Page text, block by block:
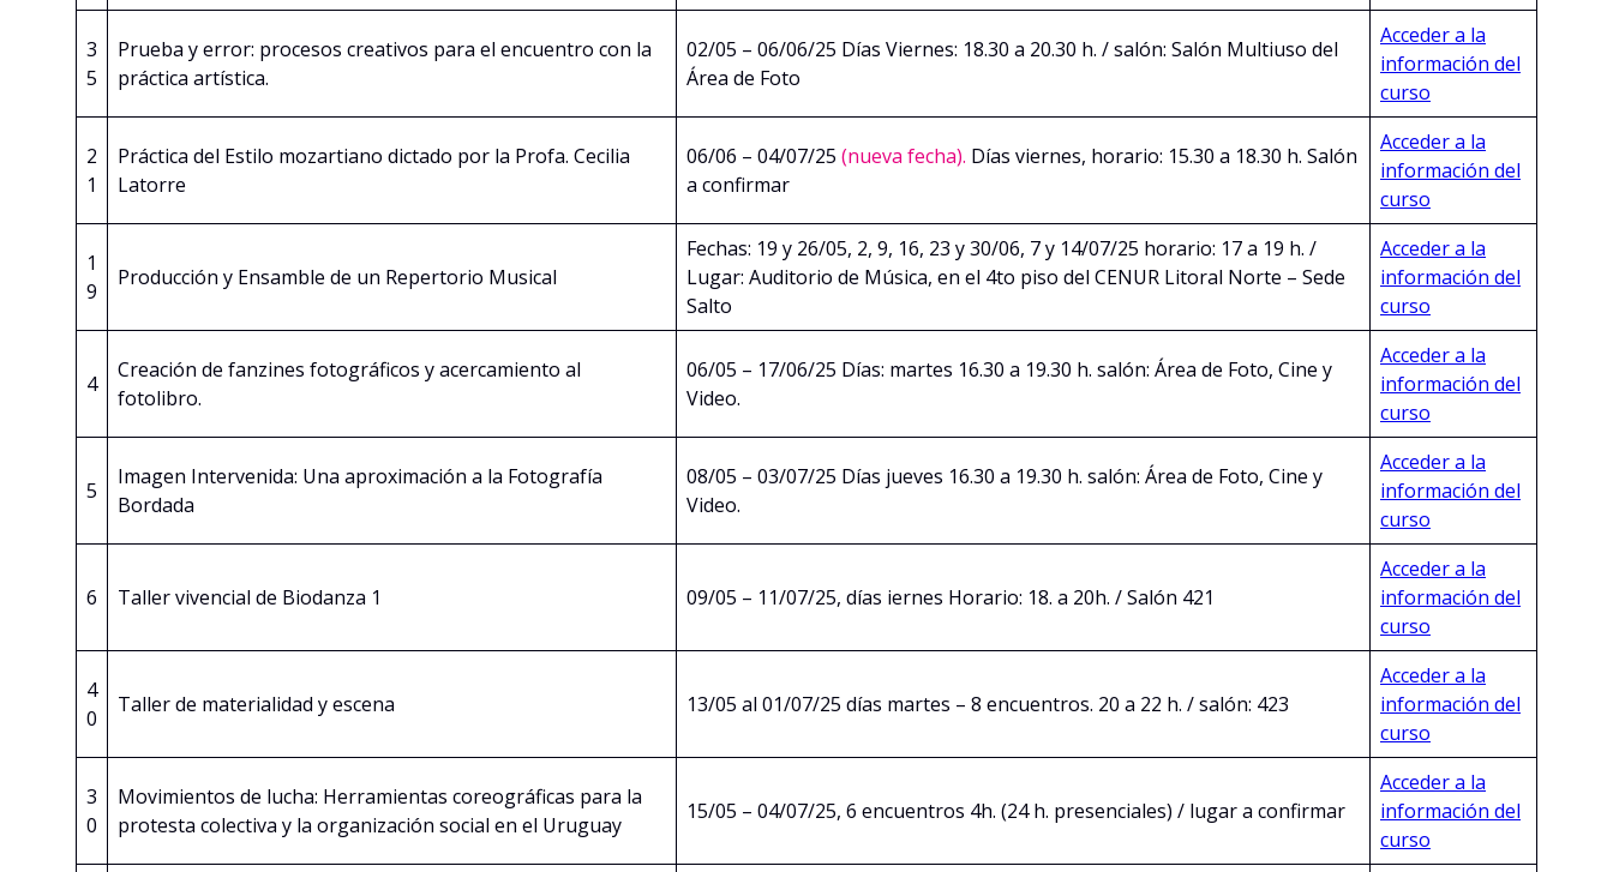
3
5
Prueba y error: procesos creativos para el encuentro con la
práctica artística.
02/05 – 06/06/25 Días Viernes: 18.30 a 20.30 h. / salón: Salón Multiuso del
Área de Foto
Acceder a la
información del
curso
2
1
Práctica del Estilo mozartiano dictado por la Profa. Cecilia
Latorre
06/06 – 04/07/25 (nueva fecha). Días viernes, horario: 15.30 a 18.30 h. Salón
a confirmar
Acceder a la
información del
curso
1
9
Producción y Ensamble de un Repertorio Musical
Fechas: 19 y 26/05, 2, 9, 16, 23 y 30/06, 7 y 14/07/25 horario: 17 a 19 h. /
Lugar: Auditorio de Música, en el 4to piso del CENUR Litoral Norte – Sede
Salto
Acceder a la
información del
curso
4
Creación de fanzines fotográficos y acercamiento al
fotolibro.
06/05 – 17/06/25 Días: martes 16.30 a 19.30 h. salón: Área de Foto, Cine y
Video.
Acceder a la
información del
curso
5
Imagen Intervenida: Una aproximación a la Fotografía
Bordada
08/05 – 03/07/25 Días jueves 16.30 a 19.30 h. salón: Área de Foto, Cine y
Video.
Acceder a la
información del
curso
6 Taller vivencial de Biodanza 1 09/05 – 11/07/25, días iernes Horario: 18. a 20h. / Salón 421
Acceder a la
información del
curso
4
0
Taller de materialidad y escena 13/05 al 01/07/25 días martes – 8 encuentros. 20 a 22 h. / salón: 423
Acceder a la
información del
curso
3
0
Movimientos de lucha: Herramientas coreográficas para la
protesta colectiva y la organización social en el Uruguay
15/05 – 04/07/25, 6 encuentros 4h. (24 h. presenciales) / lugar a confirmar
Acceder a la
información del
curso